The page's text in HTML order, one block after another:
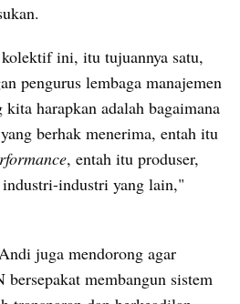
ini, itu tujuannya satu,
pengurus lembaga manajemen
harapkan adalah bagaimana
berhak menerima, entah itu
, entah itu produser,
industri yang lain,"
juga mendorong agar
membangun sistem